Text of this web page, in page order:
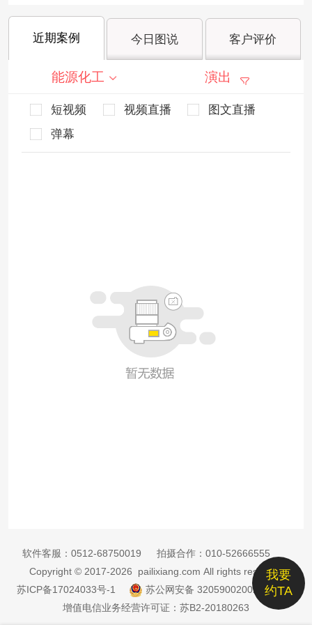
近期案例 今日图说 客户评价
能源化工 演出
短视频 视频直播
图文直播
弹幕
我要
约TA
软件客服： 0512-68750019 拍摄合作： 010-52666555
Copyright © 2017-2026 pailixiang.com All rights reserved
苏ICP备17024033号-1
苏公网安备 32059002002885号
增值电信业务经营许可证：苏B2-20180263